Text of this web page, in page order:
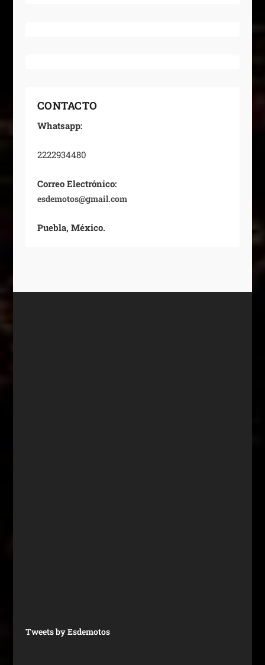
CONTACTO
Whatsapp:
2222934480
Correo Electrónico:
esdemotos@gmail.com
Puebla, México.
Tweets by Esdemotos